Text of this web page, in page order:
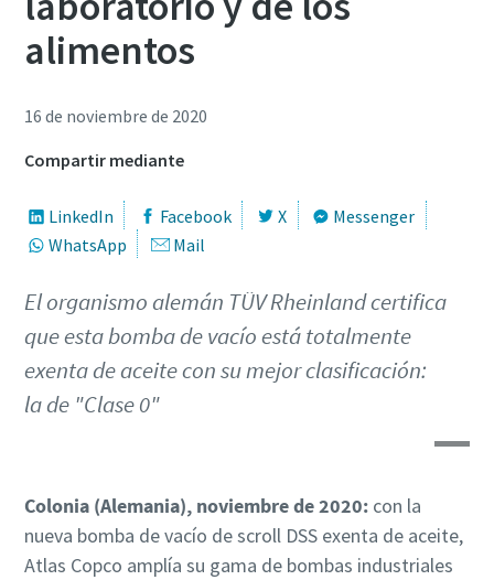
alimentos
16 de noviembre de 2020
Compartir mediante
LinkedIn Facebook X
Messenger
WhatsApp
Mail
El organismo alemán TÜV Rheinland certifica
que esta bomba de vacío está totalmente
exenta de aceite con su mejor clasificación:
la de "Clase 0"
Colonia (Alemania), noviembre de 2020:con la
nueva bomba de vacío de scroll DSS exenta de aceite,
Atlas Copco amplía su gama de bombas industriales
Información personal
Apellido
Email
Teléfono
Información adicional
País
Información personal
Apellido
Email
Teléfono
Información adicional
País
Información personal
Apellido
Email
Teléfono
Información adicional
País